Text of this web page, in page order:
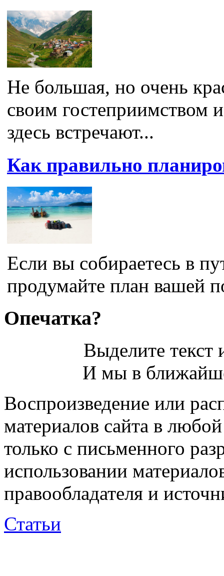
Не большая, но очень
своим гостеприимством
здесь встречают...
Как правильно
Если вы собираетесь в
продумайте план вашей
Опечатка?
Выделите
И мы в
Воспроизведение или
материалов сайта в
только с письменного
использовании
правообладателя и
Статьи